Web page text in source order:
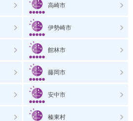
高崎市
伊勢崎市
館林市
藤岡市
安中市
榛東村